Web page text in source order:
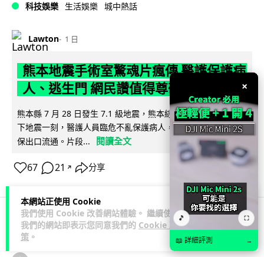
本網站正使用 Cookie
我們使用 Cookie 改善網站體驗。 繼續使用
我們的網站即表示您同意我們的 Cookie 政
策 。
科技娛樂 生活娛樂 城中熱話
Lawton 1 日
熊本地震手術室驚魂片瘋傳 醫護保護病
人、逃生門 網民讚值得尊敬
熊本縣 7 月 28 日發生 7.1 級地震，熊本綜合醫院手術室鏡頭拍
下地震一刻，醫護人員臨危不亂保護病人，更馬上開逃生門確
保出口流通。片段...
閱讀全文
67 21 ↗ 分享
科技娛樂 生活科技 健康
×
🎵 ⛶
📖 詳細評測 →